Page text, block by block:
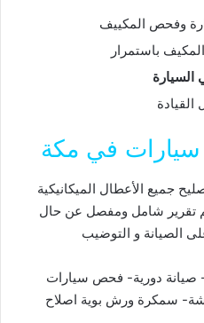
وفحص المكييف
باستمرار
القيادة
في مكة
جميع الأعطال الميكانيكية
تقرير شامل ومفصل عن حال
الصيانة و التوضيب
دورية- فحص سيارات
سمكرة ورش بوية اصلاح